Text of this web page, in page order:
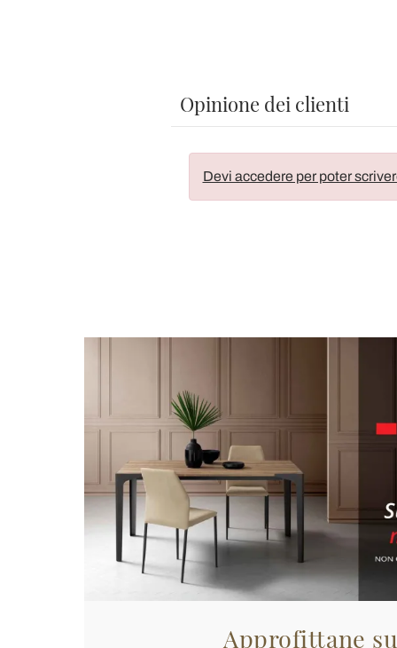
Opinione dei clienti
Devi accedere per poter
Approfittane